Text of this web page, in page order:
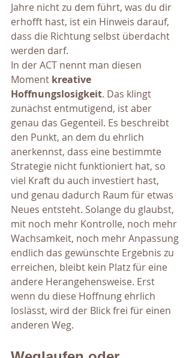
Jahre nicht zu dem führt, was du dir
erhofft hast, ist ein Hinweis darauf,
dass die Richtung selbst überdacht
werden darf.
In der ACT nennt man diesen
Moment kreative
Hoffnungslosigkeit. Das klingt
zunächst entmutigend, ist aber
genau das Gegenteil. Es beschreibt
den Punkt, an dem du ehrlich
anerkennst, dass eine bestimmte
Strategie nicht funktioniert hat, so
viel Kraft du auch investiert hast,
und genau dadurch Raum für etwas
Neues entsteht. Solange du glaubst,
mit noch mehr Kontrolle, noch mehr
Wachsamkeit, noch mehr Anpassung
endlich das gewünschte Ergebnis zu
erreichen, bleibt kein Platz für eine
andere Herangehensweise. Erst
wenn du diese Hoffnung ehrlich
loslässt, wird der Blick frei für einen
anderen Weg.